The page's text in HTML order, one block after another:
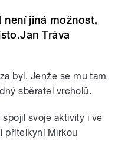
jiná možnost,
Tráva
byl. Jenže se mu tam
sběratel vrcholů.
svoje aktivity i ve
přítelkyní Mirkou